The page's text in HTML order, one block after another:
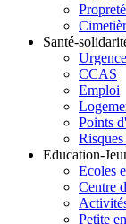
Santé-
CCAS
Emploi
Points
Education-
Ecoles
Centre
Petite